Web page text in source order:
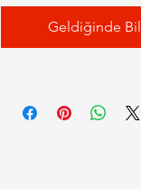
Geldiğinde